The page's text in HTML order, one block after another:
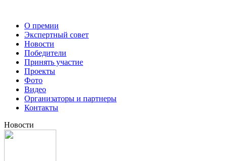
О премии
Экспертный совет
Новости
Победители
Принять участие
Проекты
Фото
Видео
Организаторы и партнеры
Контакты
Новости